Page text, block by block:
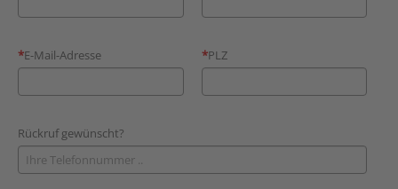
E-Mail-Adresse PLZ
Rückruf gewünscht?